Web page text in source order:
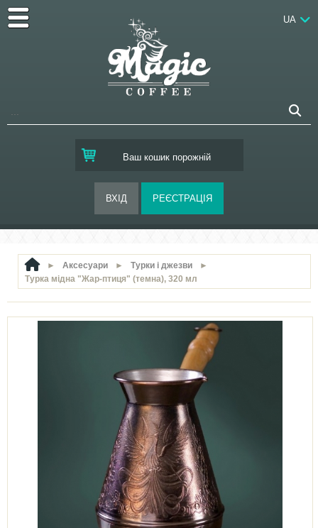
Ваш кошик порожній
UA
► Аксесуари ► Турки і джезви
►
Турка мідна "Жар-птиця" (темна), 320 мл